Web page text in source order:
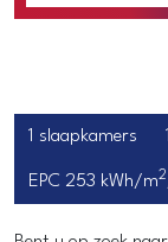
1 slaapkamers
EPC 253 kWh/m2